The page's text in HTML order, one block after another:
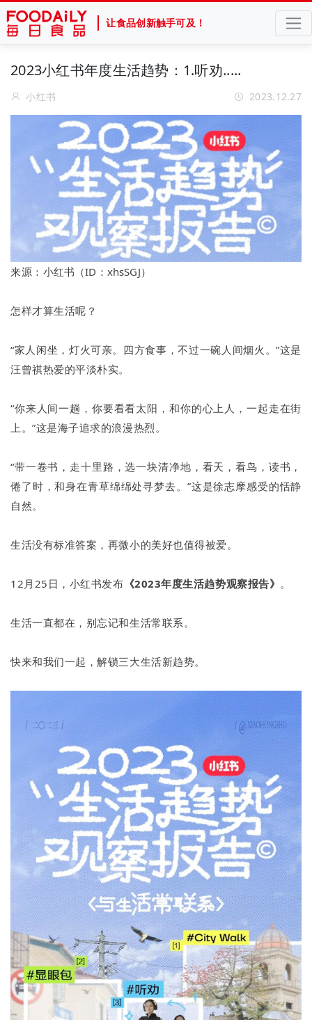
让食品创新触手可及！
2023小红书年度生活趋势：1.听劝.....
小红书 2023.12.27
来源： 小红书 （ID：xhsSGJ）
怎样才算生活呢？
“家人闲坐，灯火可亲。四方食事，不过一碗人间烟火。”这是
汪曾祺热爱的平淡朴实。
“你来人间一趟，你要看看太阳，和你的心上人，一起走在街
上。”这是海子追求的浪漫热烈。
“带一卷书，走十里路，选一块清净地，看天，看鸟，读书，
倦了时，和身在青草绵绵处寻梦去。”这是徐志摩感受的恬静
自然。
生活没有标准答案，再微小的美好也值得被爱。
12月25日，小红书发布 《2023年度生活趋势观察报告》 。
生活一直都在，别忘记和生活常联系。
快来和我们一起，解锁三大生活新趋势。